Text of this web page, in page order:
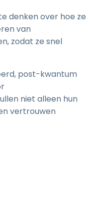
denken over hoe ze
van
zodat ze snel
post-kwantum
niet alleen hun
vertrouwen